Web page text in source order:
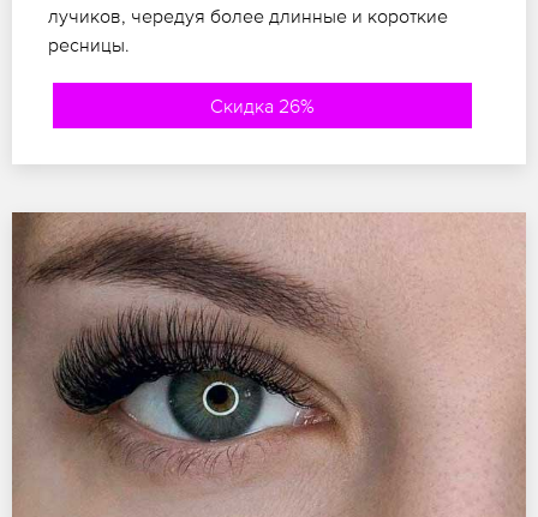
лучиков, чередуя более длинные и короткие
ресницы.
Скидка 26%